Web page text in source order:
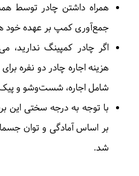
همراه داشتن چادر توسط
جمع‌آوری کمپ بر عهده خود
اگر چادر کمپینگ ندارید،
شامل اجاره، شست‌وشو و
با توجه به درجه سختی این
بر اساس آمادگی و توان
شد.